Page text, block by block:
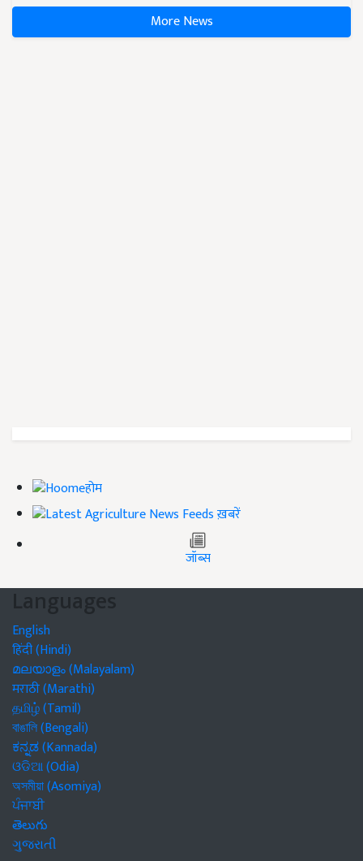
More News
होम
ख़बरें
जॉब्स
Languages
English
हिंदी (Hindi)
മലയാളം (Malayalam)
मराठी (Marathi)
தமிழ் (Tamil)
বাঙালি (Bengali)
ಕನ್ನಡ (Kannada)
ଓଡିଆ (Odia)
অসমীয়া (Asomiya)
ਪੰਜਾਬੀ
తెలుగు
ગુજરાતી